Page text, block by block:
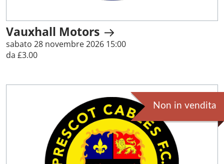
Vauxhall Motors
sabato 28 novembre 2026 15:00
da £3.00
Non in vendita